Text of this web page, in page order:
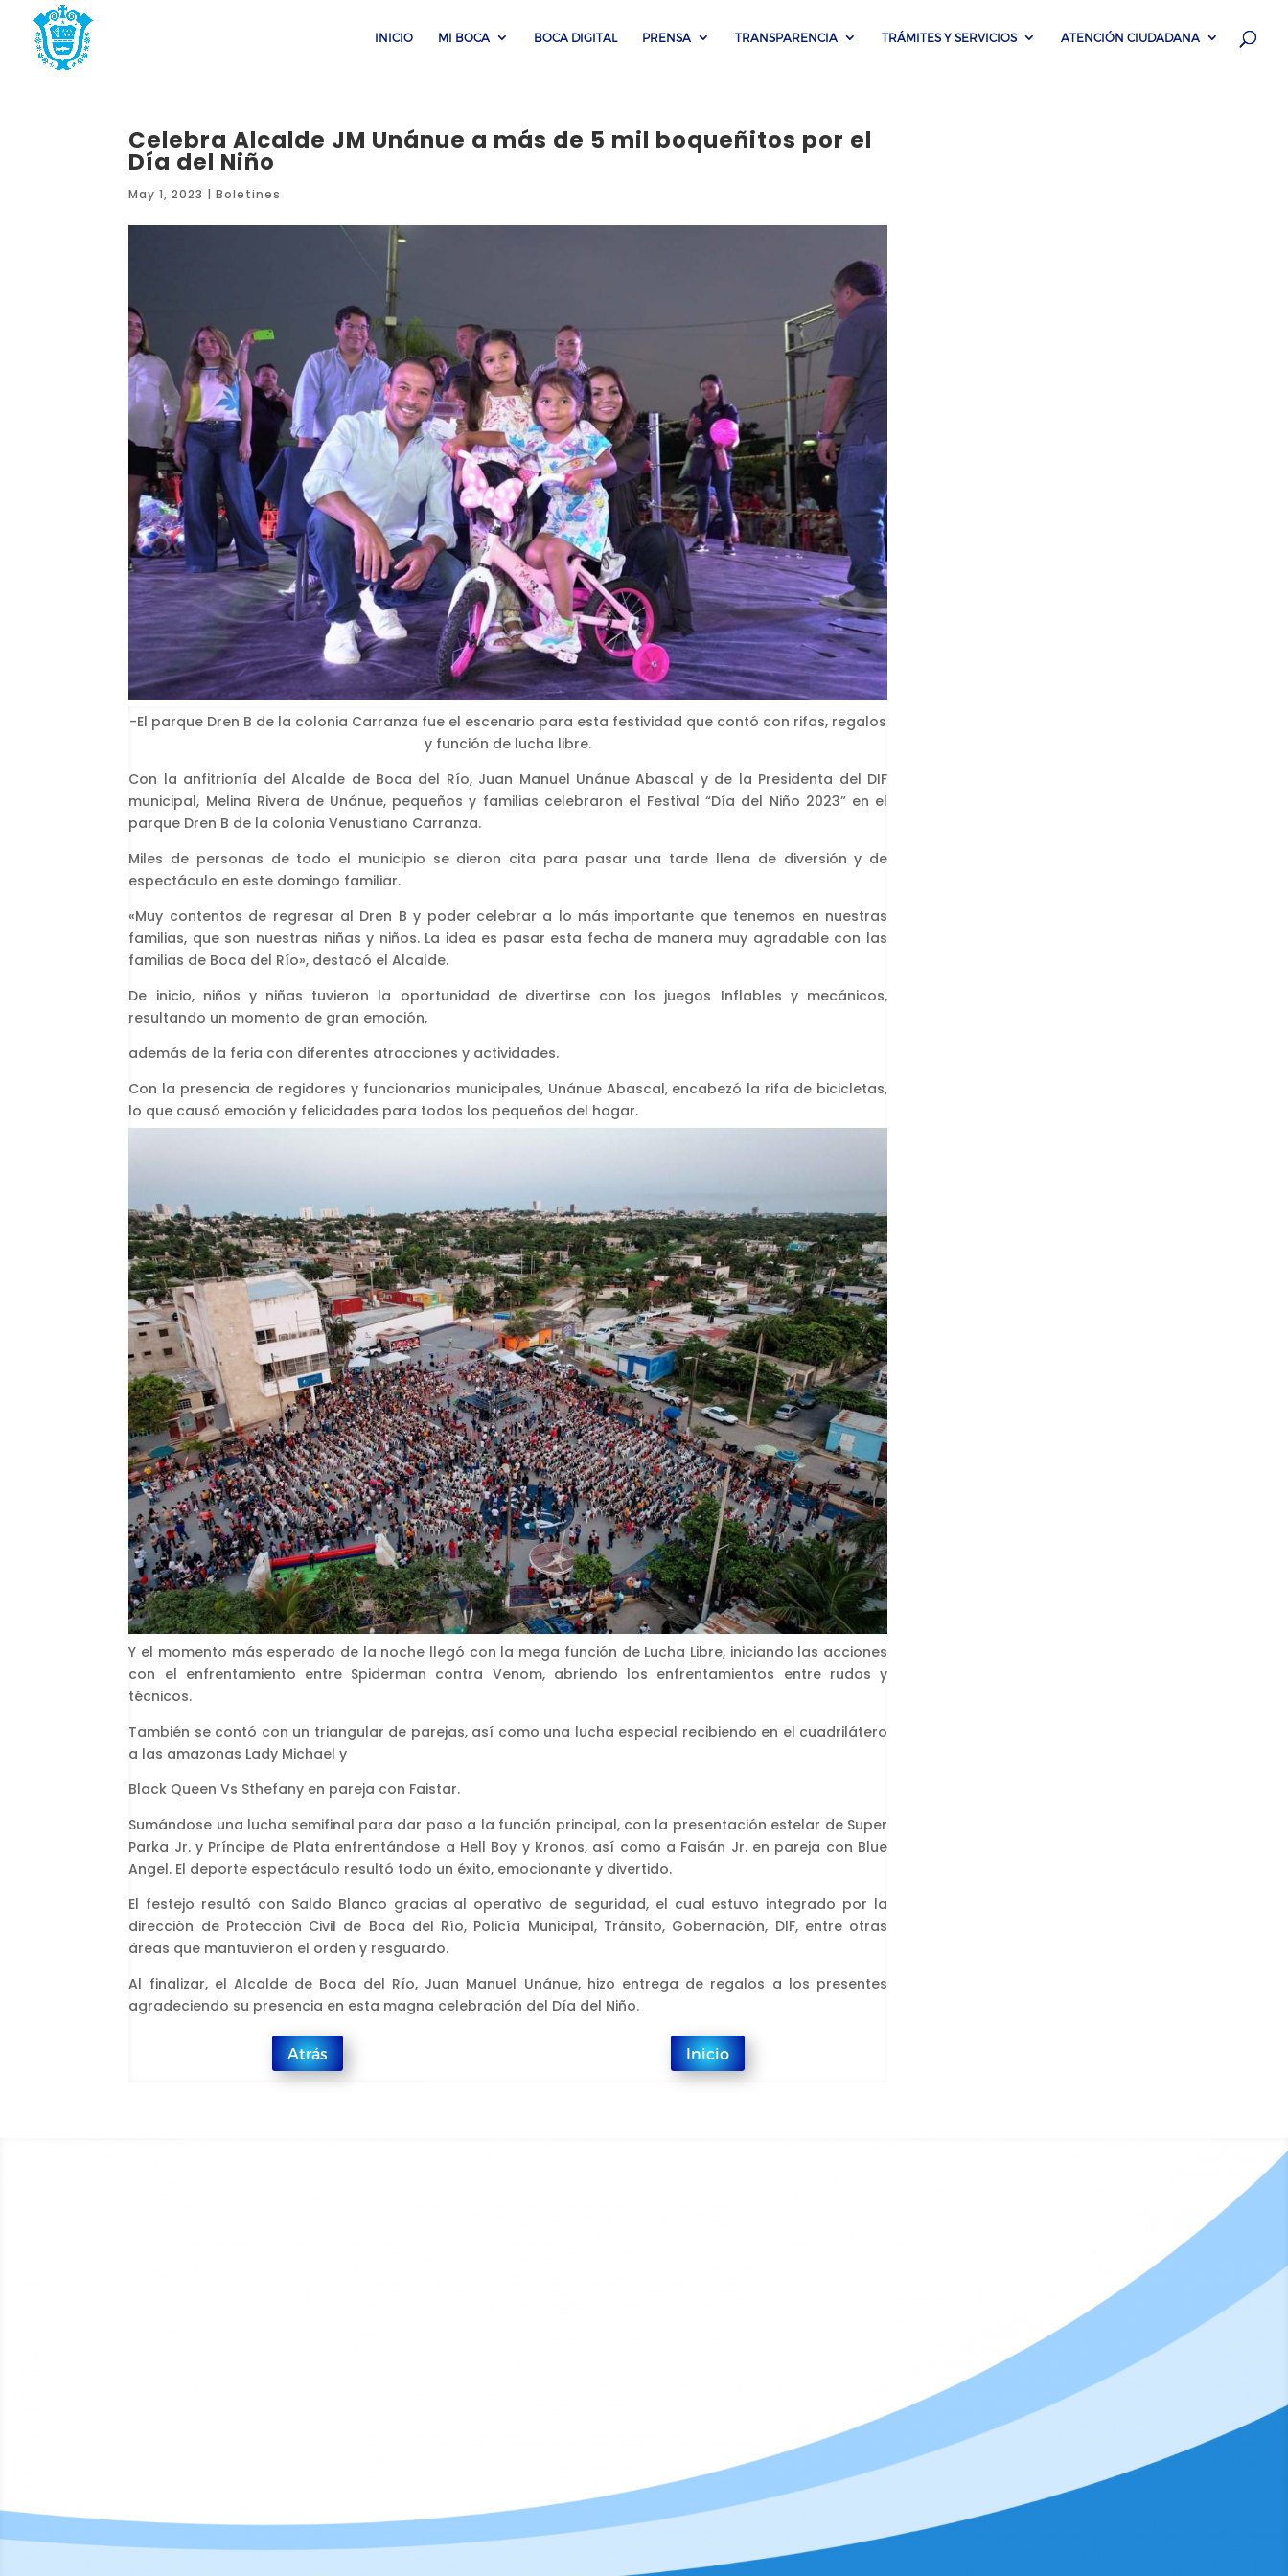
INICIO MI BOCA BOCA DIGITAL PRENSA TRANSPARENCIA TRÁMITES Y SERVICIOS ATENCIÓN CIUDADANA
Celebra Alcalde JM Unánue a más de 5 mil boqueñitos por el
Día del Niño
May 1, 2023 |Boletines
-El parque Dren B de la colonia Carranza fue el escenario para esta festividad que contó con rifas, regalos
y función de lucha libre.
Con la anfitrionía del Alcalde de Boca del Río, Juan Manuel Unánue Abascal y de la Presidenta del DIF
municipal, Melina Rivera de Unánue, pequeños y familias celebraron el Festival “Día del Niño 2023” en el
parque Dren B de la colonia Venustiano Carranza.
Miles de personas de todo el municipio se dieron cita para pasar una tarde llena de diversión y de
espectáculo en este domingo familiar.
«Muy contentos de regresar al Dren B y poder celebrar a lo más importante que tenemos en nuestras
familias, que son nuestras niñas y niños. La idea es pasar esta fecha de manera muy agradable con las
familias de Boca del Río», destacó el Alcalde.
De inicio, niños y niñas tuvieron la oportunidad de divertirse con los juegos Inflables y mecánicos,
resultando un momento de gran emoción,
además de la feria con diferentes atracciones y actividades.
Con la presencia de regidores y funcionarios municipales, Unánue Abascal, encabezó la rifa de bicicletas,
lo que causó emoción y felicidades para todos los pequeños del hogar.
Y el momento más esperado de la noche llegó con la mega función de Lucha Libre, iniciando las acciones
con el enfrentamiento entre Spiderman contra Venom, abriendo los enfrentamientos entre rudos y
técnicos.
También se contó con un triangular de parejas, así como una lucha especial recibiendo en el cuadrilátero
a las amazonas Lady Michael y
Black Queen Vs Sthefany en pareja con Faistar.
Sumándose una lucha semifinal para dar paso a la función principal, con la presentación estelar de Super
Parka Jr. y Príncipe de Plata enfrentándose a Hell Boy y Kronos, así como a Faisán Jr. en pareja con Blue
Angel. El deporte espectáculo resultó todo un éxito, emocionante y divertido.
El festejo resultó con Saldo Blanco gracias al operativo de seguridad, el cual estuvo integrado por la
dirección de Protección Civil de Boca del Río, Policía Municipal, Tránsito, Gobernación, DIF, entre otras
áreas que mantuvieron el orden y resguardo.
Al finalizar, el Alcalde de Boca del Río, Juan Manuel Unánue, hizo entrega de regalos a los presentes
agradeciendo su presencia en esta magna celebración del Día del Niño.
Atrás Inicio